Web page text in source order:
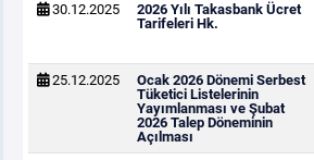
30.12.2025
2026 Yılı Takasbank Ücret
Tarifeleri Hk.
25.12.2025
Ocak 2026 Dönemi Serbest
Tüketici Listelerinin
Yayımlanması ve Şubat
2026 Talep Döneminin
Açılması